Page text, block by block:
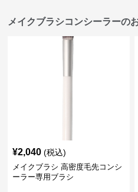
メイクブラシコンシーラーの
¥2,040 (税込)
メイクブラシ 高密度毛先コンシ
ーラー専用ブラシ